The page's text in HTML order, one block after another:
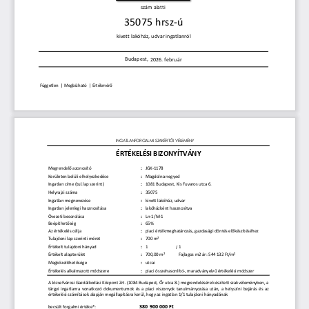
2026. február
Független  | Megbízható  | Értékmérő
Budapest,
35075 hrsz-ú
kivett lakóház, udvar ingatlanról
szám alatti
INGATLANFORGALMI SZAKÉRTŐI VÉLEMÉNY
:
:
:
:
:
:
:
Ln-1/M-1
:
:
:
:
1 / 1
:
700,00 m²
Fajlagos m2 ár: 544 132 Ft/m²
:
:
Értékelt alapterület
Tulajdoni lap szerinti méret
Kerületen belüli elhelyezkedése Magdolna negyed
Az értékelés célja piaci értékmeghatározás, gazdasági döntés előkészítéséhez
Helyrajzi száma 35075
lakóházként hasznosítva
Övezeti besorolása
Beépíthetőség
65%
Ingatlan megnevezése kivett lakóház, udvar
ÉRTÉKELÉSI BIZONYÍTVÁNY
JGK-1178
Értékelés alkalmazott módszere
1081 Budapest, Kis Fuvaros utca 6.
Értékelt tulajdoni hányad
Megközelíthetősége
700 m²
utcai
becsült forgalmi értéke*:
Megrendelő azonosító
Ingatlan jelenlegi hasznosítása
Ingatlan címe (tul.lap szerint)
piaci összehasonlító-, maradványelvű értékelési módszer
A Józsefvárosi Gazdálkodási Központ Zrt. (1084 Budapest, Őr utca 8.) megrendelésére készített szakvéleményben, a
tárgyi ingatlanra vonatkozó dokumentumok és a  piaci  viszonyok tanulmányozása után, a helyszíni bejárás és az
értékelési számítások alapján megállapításra kerül, hogy az ingatlan 1/1 tulajdoni hányadának
380 900 000 Ft